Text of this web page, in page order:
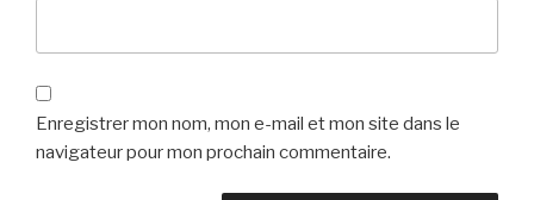
Enregistrer mon nom, mon e-mail et mon site dans le
navigateur pour mon prochain commentaire.